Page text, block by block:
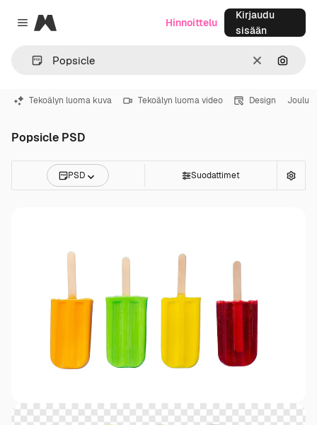
Close menu
Magnific
SelkeäHae
Hinnoittelu
Kirjaudu
sisään
Tekoälyn luoma kuva Tekoälyn luoma video Design Joulu
Popsicle PSD
PSD Suodattimet